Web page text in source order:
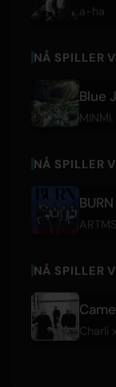
a-ha
NÅ SPILLER
Blue
MINMI
NÅ SPILLER
BURN
ARTMS
NÅ SPILLER
Charli